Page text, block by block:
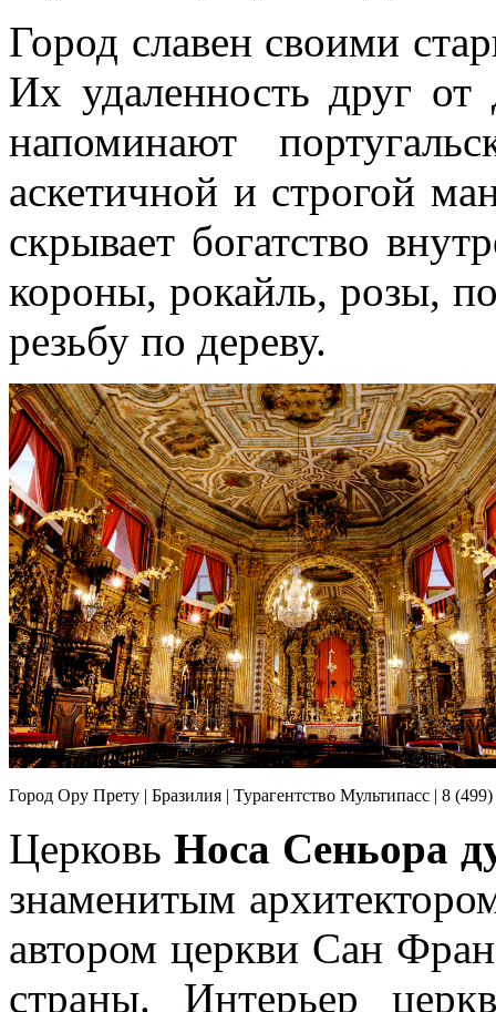
Город славен своими
Их удаленность друг
напоминают
аскетичной и строгой
скрывает богатство
короны, рокайль, розы,
резьбу по дереву.
Город Ору Прету | Бразилия | Турагентство Мультипасс | 8
Церковь Носа Сеньора
знаменитым
автором церкви Сан
страны. Интерьер